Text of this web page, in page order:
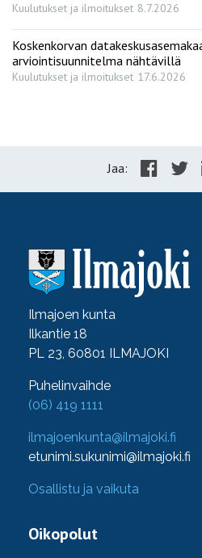
Kuulutukset ja ilmoitukset 8.7.2026
Koskenkorvan
arviointisuunnitelma nähtävillä
Kuulutukset ja ilmoitukset 17.6.2026
Jaa:
Ilmajoen kunta
Ilkantie 18
PL 23, 60801 ILMAJOKI
Puhelinvaihde
(06) 419 1111
ilmajoenkunta@ilmajoki.fi
etunimi.sukunimi@ilmajoki.fi
Osallistu ja vaikuta
Oikopolut